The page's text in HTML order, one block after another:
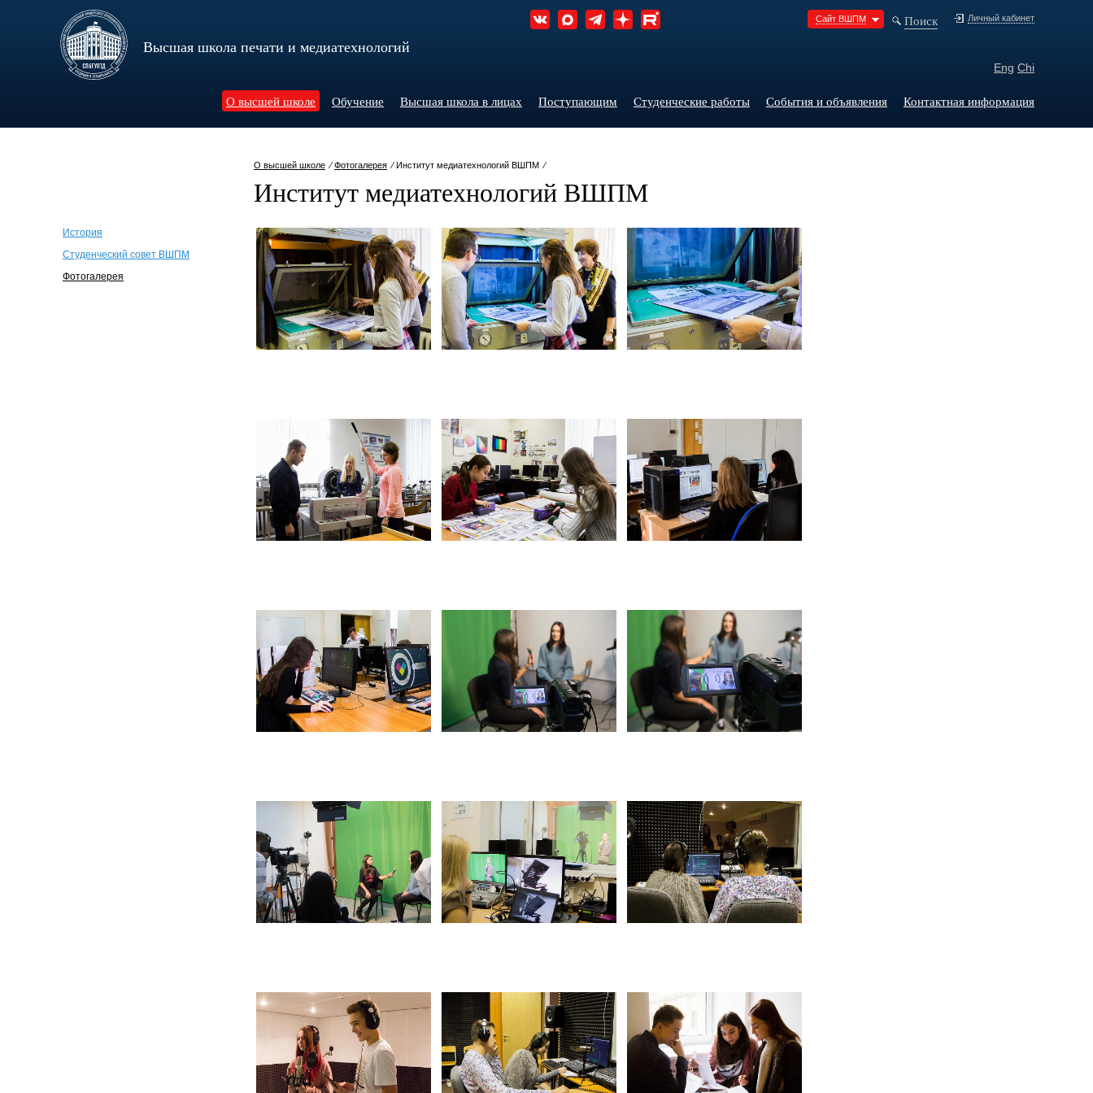
Высшая школа печати и медиатехнологий
Личный кабинет
Поиск
Сайт ВШПМ
Eng Chi
О высшей школе Обучение Высшая школа в лицах Поступающим Студенческие работы События и объявления Контактная информация
О высшей школе ⁄Фотогалерея ⁄ Институт медиатехнологий ВШПМ ⁄
Институт медиатехнологий ВШПМ
История
Студенческий совет ВШПМ
Фотогалерея